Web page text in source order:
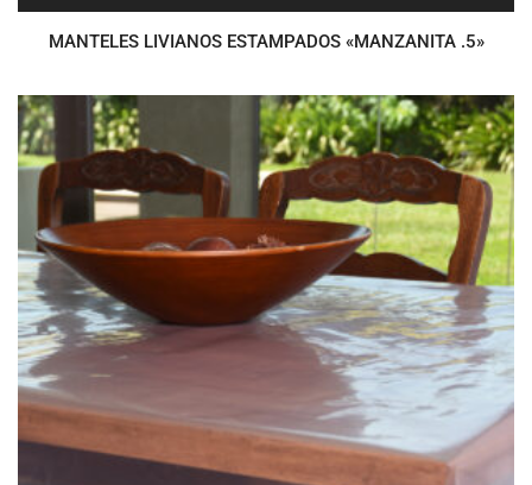
MANTELES LIVIANOS ESTAMPADOS «MANZANITA .5»